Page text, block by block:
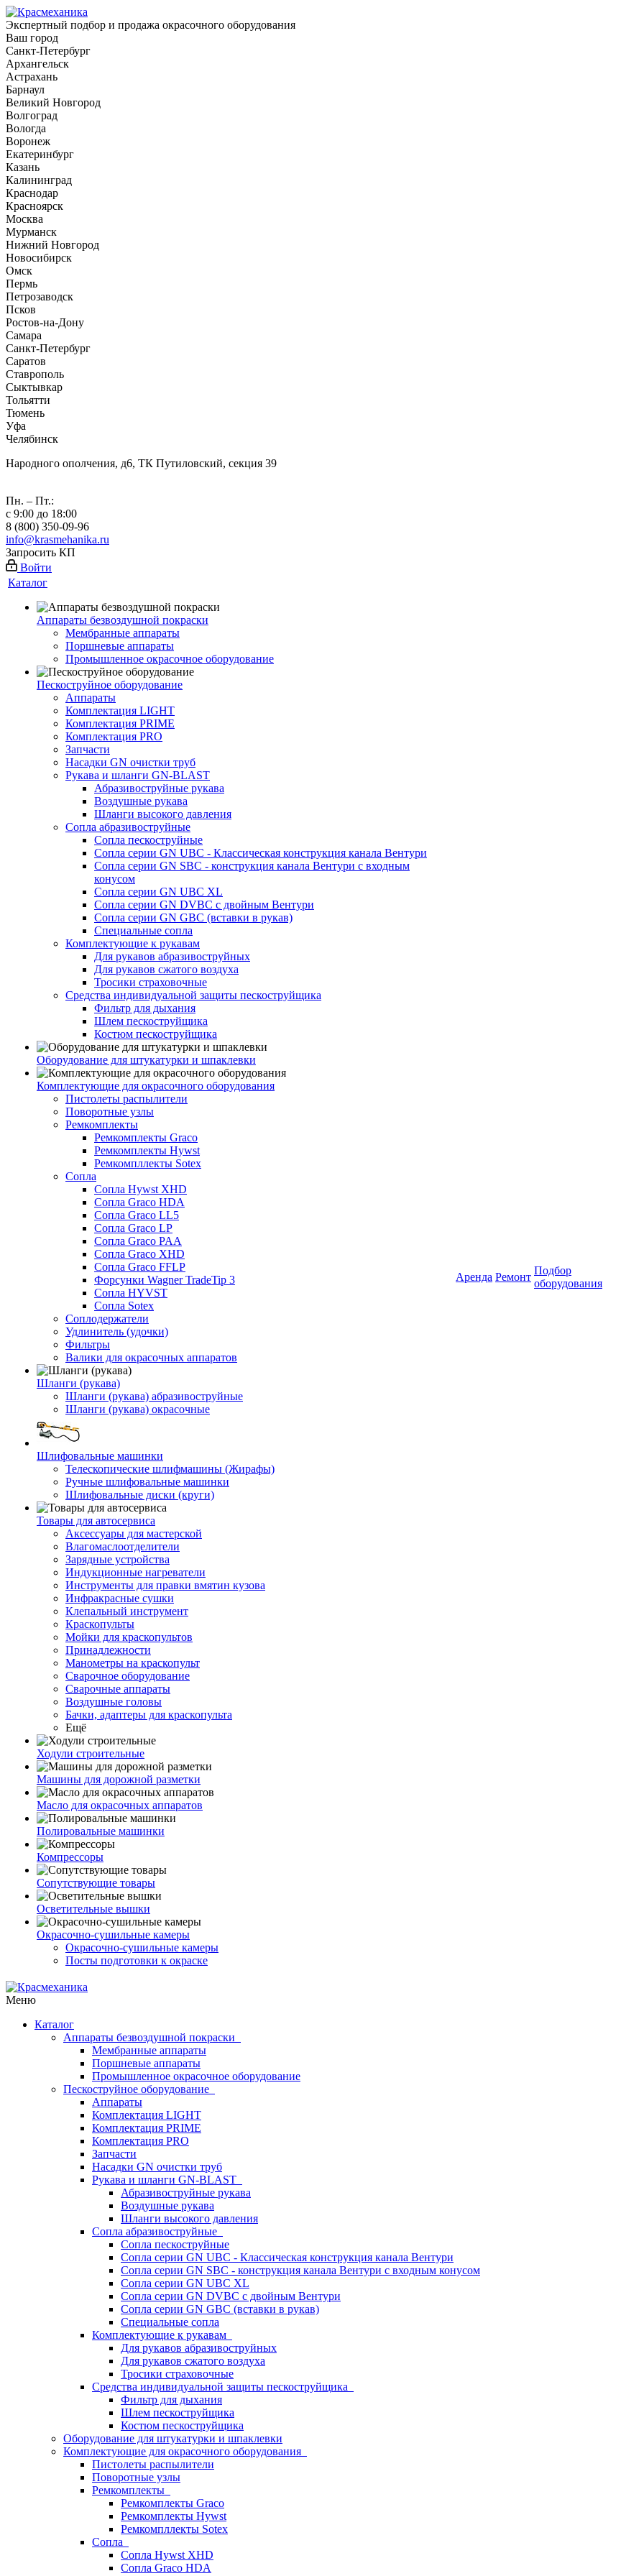
Экспертный подбор и продажа окрасочного оборудования
Ваш город
Санкт-Петербург
Архангельск
Астрахань
Барнаул
Великий Новгород
Волгоград
Вологда
Воронеж
Екатеринбург
Казань
Калининград
Краснодар
Красноярск
Москва
Мурманск
Нижний Новгород
Новосибирск
Омск
Пермь
Петрозаводск
Псков
Ростов-на-Дону
Самара
Санкт-Петербург
Саратов
Ставрополь
Сыктывкар
Тольятти
Тюмень
Уфа
Челябинск
Народного ополчения, д6, ТК Путиловский, секция 39
Пн. – Пт.:
с 9:00 до 18:00
8 (800) 350-09-96
info@krasmehanika.ru
Запросить КП
Войти
Каталог
Аппараты безвоздушной покраски
Мембранные аппараты
Поршневые аппараты
Промышленное окрасочное оборудование
Пескоструйное оборудование
Аппараты
Комплектация LIGHT
Комплектация PRIME
Комплектация PRO
Запчасти
Насадки GN очистки труб
Рукава и шланги GN-BLAST
Абразивоструйные рукава
Воздушные рукава
Шланги высокого давления
Сопла абразивоструйные
Сопла пескоструйные
Сопла серии GN UBC - Классическая конструкция канала Вентури
Сопла серии GN SBC - конструкция канала Вентури c входным
конусом
Сопла серии GN UBC XL
Сопла серии GN DVBC с двойным Вентури
Сопла серии GN GBC (вставки в рукав)
Специальные сопла
Комплектующие к рукавам
Для рукавов абразивоструйных
Для рукавов сжатого воздуха
Тросики страховочные
Средства индивидуальной защиты пескоструйщика
Фильтр для дыхания
Шлем пескоструйщика
Костюм пескоструйщика
Оборудование для штукатурки и шпаклевки
Комплектующие для окрасочного оборудования
Пистолеты распылители
Поворотные узлы
Ремкомплекты
Ремкомплекты Graco
Ремкомплекты Hywst
Ремкомпллекты Sotex
Сопла
Сопла Hywst XHD
Сопла Graco HDA
Сопла Graco LL5
Сопла Graco LP
Сопла Graco PAA
Сопла Graco XHD
Сопла Graco FFLP
Форсунки Wagner TradeTip 3
Сопла HYVST
Сопла Sotex
Соплодержатели
Удлинитель (удочки)
Фильтры
Валики для окрасочных аппаратов
Шланги (рукава)
Шланги (рукава) абразивоструйные
Шланги (рукава) окрасочные
Шлифовальные машинки
Телескопические шлифмашины (Жирафы)
Ручные шлифовальные машинки
Шлифовальные диски (круги)
Товары для автосервиса
Аксессуары для мастерской
Влагомаслоотделители
Зарядные устройства
Индукционные нагреватели
Инструменты для правки вмятин кузова
Инфракрасные сушки
Клепальный инструмент
Краскопульты
Мойки для краскопультов
Принадлежности
Манометры на краскопульт
Сварочное оборудование
Сварочные аппараты
Воздушные головы
Бачки, адаптеры для краскопульта
Ещё
Ходули строительные
Машины для дорожной разметки
Масло для окрасочных аппаратов
Полировальные машинки
Компрессоры
Сопутствующие товары
Осветительные вышки
Окрасочно-сушильные камеры
Окрасочно-сушильные камеры
Посты подготовки к окраске
Аренда Ремонт
Подбор
оборудования
Меню
Каталог
Аппараты безвоздушной покраски
Мембранные аппараты
Поршневые аппараты
Промышленное окрасочное оборудование
Пескоструйное оборудование
Аппараты
Комплектация LIGHT
Комплектация PRIME
Комплектация PRO
Запчасти
Насадки GN очистки труб
Рукава и шланги GN-BLAST
Абразивоструйные рукава
Воздушные рукава
Шланги высокого давления
Сопла абразивоструйные
Сопла пескоструйные
Сопла серии GN UBC - Классическая конструкция канала Вентури
Сопла серии GN SBC - конструкция канала Вентури c входным конусом
Сопла серии GN UBC XL
Сопла серии GN DVBC с двойным Вентури
Сопла серии GN GBC (вставки в рукав)
Специальные сопла
Комплектующие к рукавам
Для рукавов абразивоструйных
Для рукавов сжатого воздуха
Тросики страховочные
Средства индивидуальной защиты пескоструйщика
Фильтр для дыхания
Шлем пескоструйщика
Костюм пескоструйщика
Оборудование для штукатурки и шпаклевки
Комплектующие для окрасочного оборудования
Пистолеты распылители
Поворотные узлы
Ремкомплекты
Ремкомплекты Graco
Ремкомплекты Hywst
Ремкомпллекты Sotex
Сопла
Сопла Hywst XHD
Сопла Graco HDA